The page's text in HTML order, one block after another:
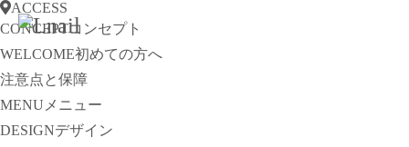
ACCESS
CONCEPTコンセプト
WELCOME初めての方へ
注意点と保障
MENU メニュー
DESIGNデザイン